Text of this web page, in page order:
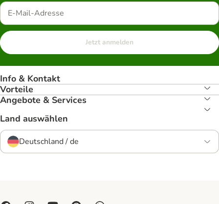
Jetzt anmelden
Info & Kontakt
Vorteile
Angebote & Services
Land auswählen
Deutschland / de